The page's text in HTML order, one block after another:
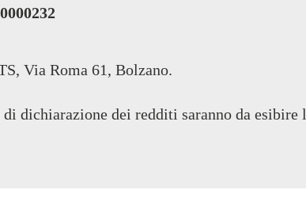
Via Roma 61, Bolzano.
dichiarazione dei redditi saranno da